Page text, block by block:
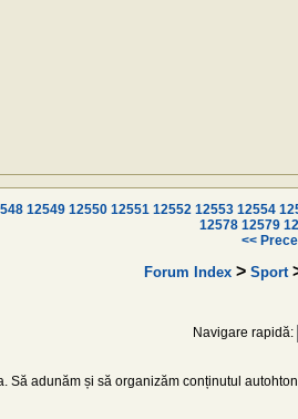
12549 12550 12551 12552 12553 12554
12578 12579
<<
Forum Index > Sport
Navigare rapidă:
Să adunăm și să organizăm conținutul